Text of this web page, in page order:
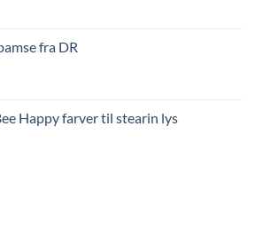
fra DR
Happy farver til stearin lys